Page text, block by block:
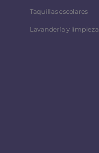
Taquillas escolares
Lavandería y limpieza